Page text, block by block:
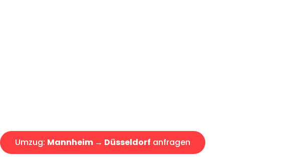
Umzug: Mannheim → Düsseldorf anfragen